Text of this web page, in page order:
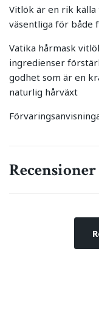
Vitlök är en rik
väsentliga för både
Vatika hårmask
ingredienser
godhet som är en
naturlig hårväxt
Recensioner